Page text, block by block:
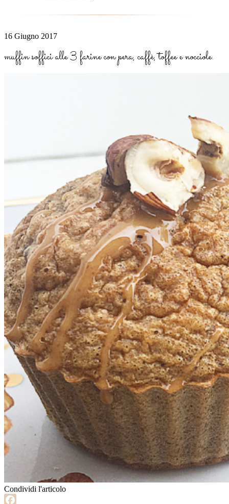
16 Giugno 2017
muffin soffici alle 3 farine con pera, caffè, toffee e nocciole.
Condividi l'articolo